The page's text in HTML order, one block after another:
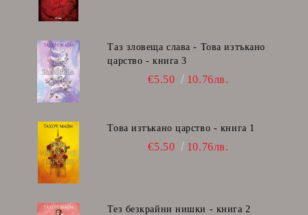
Таз зловеща слава - Това изтъкано
царство - книга 3
€5.50 10.76лв.
Това изтъкано царство - книга 1
€5.50 10.76лв.
Тез безкрайни нишки - книга 2